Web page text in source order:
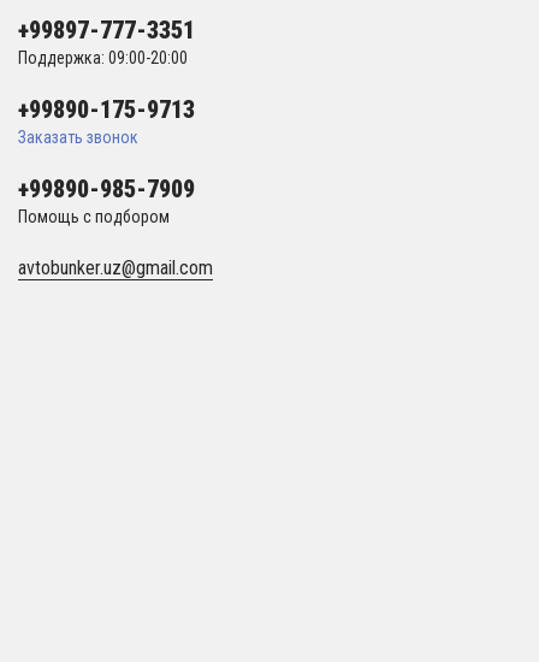
+99897-777-3351
Поддержка: 09:00-20:00
+99890-175-9713
Заказать звонок
+99890-985-7909
Помощь с подбором
avtobunker.uz@gmail.com